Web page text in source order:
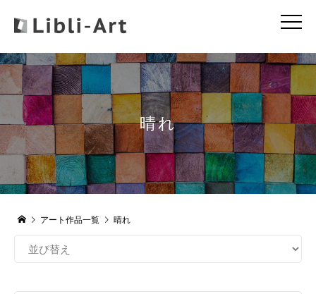
晴れ
アート作品一覧 晴れ